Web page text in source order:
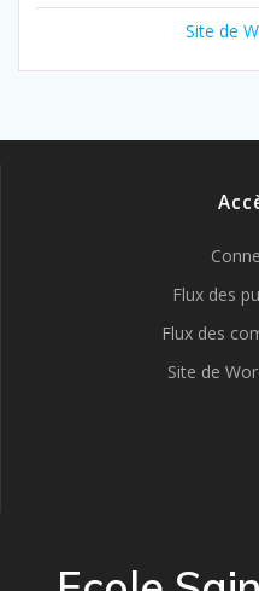
Site de
Flux des
Flux des
Site de